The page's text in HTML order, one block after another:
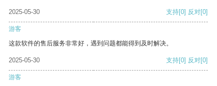
2025-05-30 支持[0] 反对[0]
游客
这款软件的售后服务非常好，遇到问题都能得到及时解决。
2025-05-30 支持[0] 反对[0]
游客